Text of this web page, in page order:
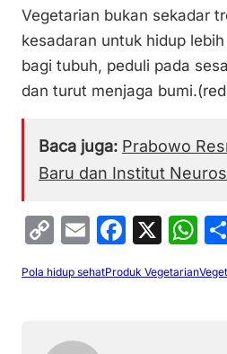
Vegetarian bukan sekadar
kesadaran untuk hidup
bagi tubuh, peduli pada
dan turut menjaga
Baca juga: Prabowo
Baru dan Institut
C
o
p
Li
E
m
ai
F
a
c
X
W
h
at
Pola hidup sehatProduk Vegetarian